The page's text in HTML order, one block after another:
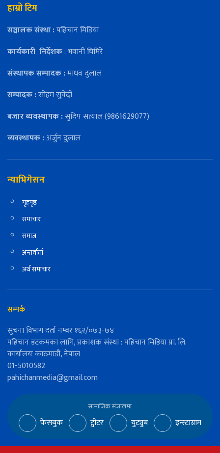
हाम्रो टिम
सञ्चालक संस्था :पहिचान मिडिया
कार्यकारी निर्देशक: भवानी घिमिरे
संस्थापक सम्पादक :माधव दुलाल
सम्पादक :सोहम सुवेदी
बजार ब्यवस्थापक :सुदिप सत्याल (9861629077)
व्यवस्थापक :अर्जुन दुलाल
न्याभिगेसन
गृहपृष्ठ
समाचार
समाज
अन्तर्वार्ता
अर्थ समाचार
सम्पर्क
सुचना विभाग दर्ता नम्वर १६२/०७३-७४
पहिचान डटकमका लागि, प्रकाशक संस्था : पहिचान मिडिया प्रा. लि.
कार्यालयः काठमाडौं, नेपाल
01-5010582
pahichanmedia@gmail.com
सामाजिक संजालमा
फेसबुक ट्वीटर युट्युब इन्स्टाग्राम